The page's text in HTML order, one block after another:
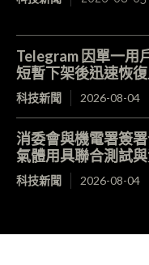
Telegram 因單一用
短暫下架後迅速恢
科技新聞 2026-08-04
消委會與機電署簽
氣體用具聯合測試
科技新聞 2026-08-04